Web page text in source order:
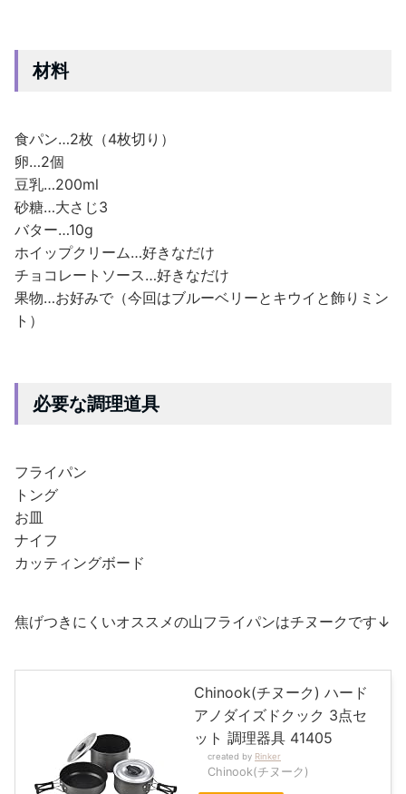
材料
食パン…2枚（4枚切り）
卵…2個
豆乳…200ml
砂糖…大さじ3
バター…10g
ホイップクリーム…好きなだけ
チョコレートソース…好きなだけ
果物…お好みで（今回はブルーベリーとキウイと飾りミン
ト）
必要な調理道具
フライパン
トング
お皿
ナイフ
カッティングボード
焦げつきにくいオススメの山フライパンはチヌークです↓
Chinook(チヌーク) ハード
アノダイズドクック 3点セ
ット 調理器具 41405
created by Rinker
Chinook(チヌーク)